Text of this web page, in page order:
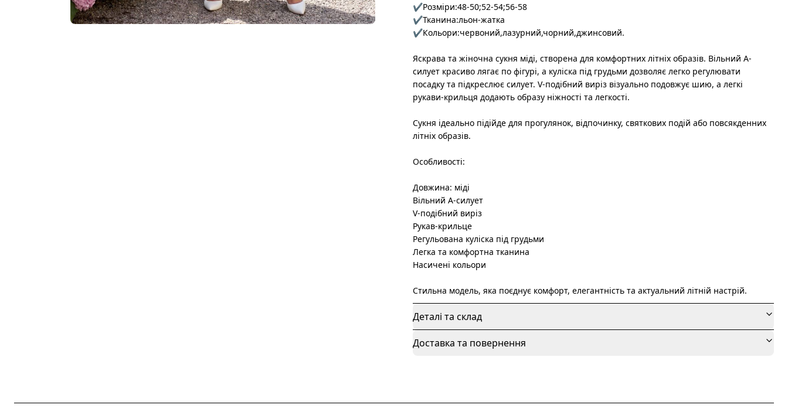
✔️Розміри:48-50;52-54;56-58
✔️Тканина:льон-жатка
✔️Кольори:червоний,лазурний,чорний,джинсовий.
Яскрава та жіночна сукня міді, створена для комфортних літніх образів. Вільний А-
силует красиво лягає по фігурі, а куліска під грудьми дозволяє легко регулювати
посадку та підкреслює силует. V-подібний виріз візуально подовжує шию, а легкі
рукави-крильця додають образу ніжності та легкості.
Сукня ідеально підійде для прогулянок, відпочинку, святкових подій або повсякденних
літніх образів.
Особливості:
Довжина: міді
Вільний А-силует
V-подібний виріз
Рукав-крильце
Регульована куліска під грудьми
Легка та комфортна тканина
Насичені кольори
Стильна модель, яка поєднує комфорт, елегантність та актуальний літній настрій.
Деталі та склад
Доставка та повернення